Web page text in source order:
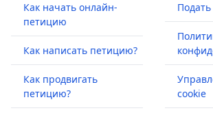
Как начать онлайн-
петицию
Как написать петицию?
Как продвигать
петицию?
cookie